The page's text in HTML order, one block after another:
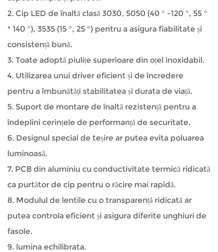
2. Cip LED de înaltă clasă 3030, 5050 (40 ° -120 °, 55 °
* 140 °), 3535 (15 °, 25 °) pentru a asigura fiabilitate și
consistență bună.
3. Toate adoptă piulițe superioare din oțel inoxidabil.
4. Utilizarea unui driver eficient și de încredere
pentru a îmbunătăți stabilitatea și durata de viață.
5. Suport de montare de înaltă rezistență pentru a
îndeplini cerințele de performanță de securitate.
6. Designul special de teșire ar putea evita poluarea
luminoasă.
7. PCB din aluminiu cu conductivitate termică ridicată
ca purtător de cip pentru o răcire mai rapidă.
8. Modulul de lentile cu o transparență ridicată ar
putea controla eficient și asigura diferite unghiuri de
fasole.
9. lumina echilibrata.